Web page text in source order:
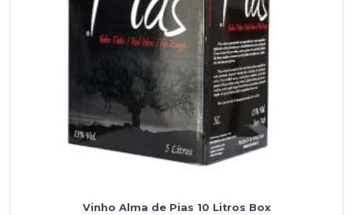
Vinho Alma de Pias 10 Litros Box